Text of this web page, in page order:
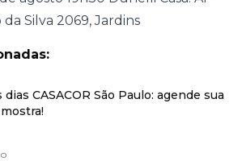
Silva 2069, Jardins
CASACOR São Paulo: agende sua